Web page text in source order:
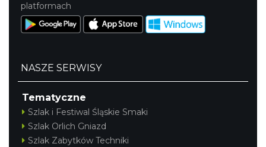
platformach
NASZE SERWISY
Tematyczne
Szlak i Festiwal Śląskie Smaki
Szlak Orlich Gniazd
Szlak Zabytków Techniki